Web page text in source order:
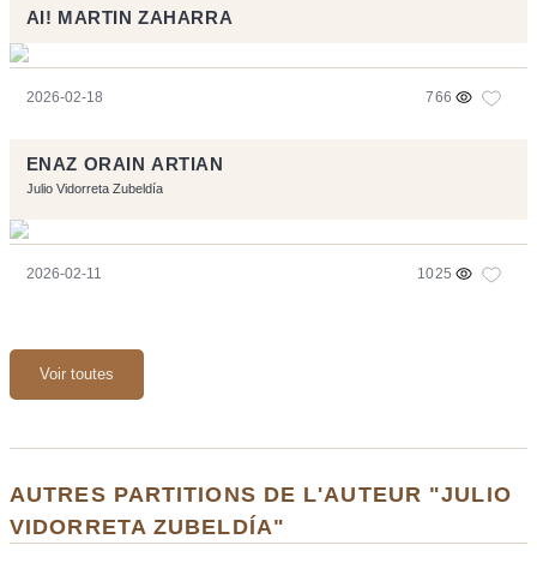
AI! MARTIN ZAHARRA
2026-02-18 766
ENAZ ORAIN ARTIAN
Julio Vidorreta Zubeldía
2026-02-11 1025
Voir toutes
AUTRES PARTITIONS DE L'AUTEUR "JULIO
VIDORRETA ZUBELDÍA"